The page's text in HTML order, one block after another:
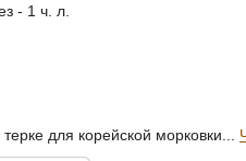
- 1 ч. л.
для корейской морковки...